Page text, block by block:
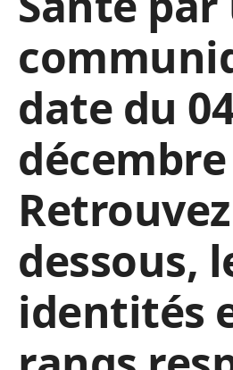
date du
décembre
dessous,
identités